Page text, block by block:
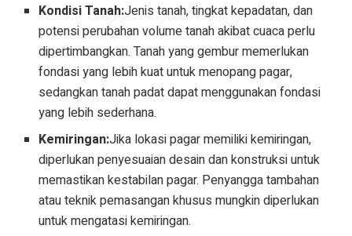
Kondisi Tanah:Jenis tanah, tingkat kepadatan, dan
potensi perubahan volume tanah akibat cuaca perlu
dipertimbangkan. Tanah yang gembur memerlukan
fondasi yang lebih kuat untuk menopang pagar,
sedangkan tanah padat dapat menggunakan fondasi
yang lebih sederhana.
Kemiringan:Jika lokasi pagar memiliki kemiringan,
diperlukan penyesuaian desain dan konstruksi untuk
memastikan kestabilan pagar. Penyangga tambahan
atau teknik pemasangan khusus mungkin diperlukan
untuk mengatasi kemiringan.